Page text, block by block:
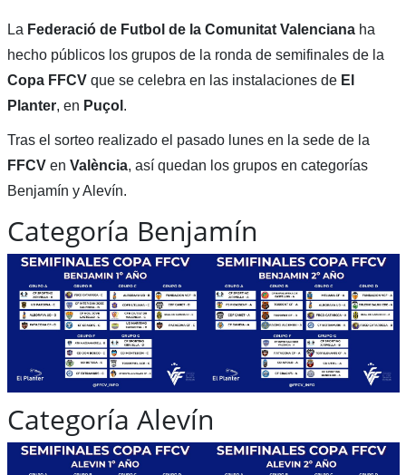
La Federació de Futbol de la Comunitat Valencianaha
hecho públicos los grupos de la ronda de semifinales de la
Copa FFCV que se celebra en las instalaciones de El
Planter, en Puçol .
Tras el sorteo realizado el pasado lunes en la sede de la
FFCVen València, así quedan los grupos en categorías
Benjamín y Alevín.
Categoría Benjamín
Categoría Alevín